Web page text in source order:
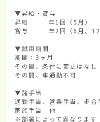
▼昇給・賞与
昇給        年1回（5月）
賞与        年2回（6月、12
▼試用期間
期間：3ヶ月
その間、条件に変更はなし
その間、車通勤不可
▼諸手当
通勤手当、営業手当、歩合
家族手当　他
※部署によって異なります